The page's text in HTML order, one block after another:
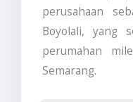
perusahaan
Boyolali, yang
perumahan
Semarang.